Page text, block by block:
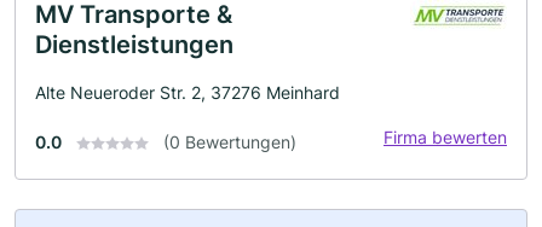
MV Transporte &
Dienstleistungen
Alte Neueroder Str. 2, 37276 Meinhard
0.0 (0 Bewertungen) Firma bewerten